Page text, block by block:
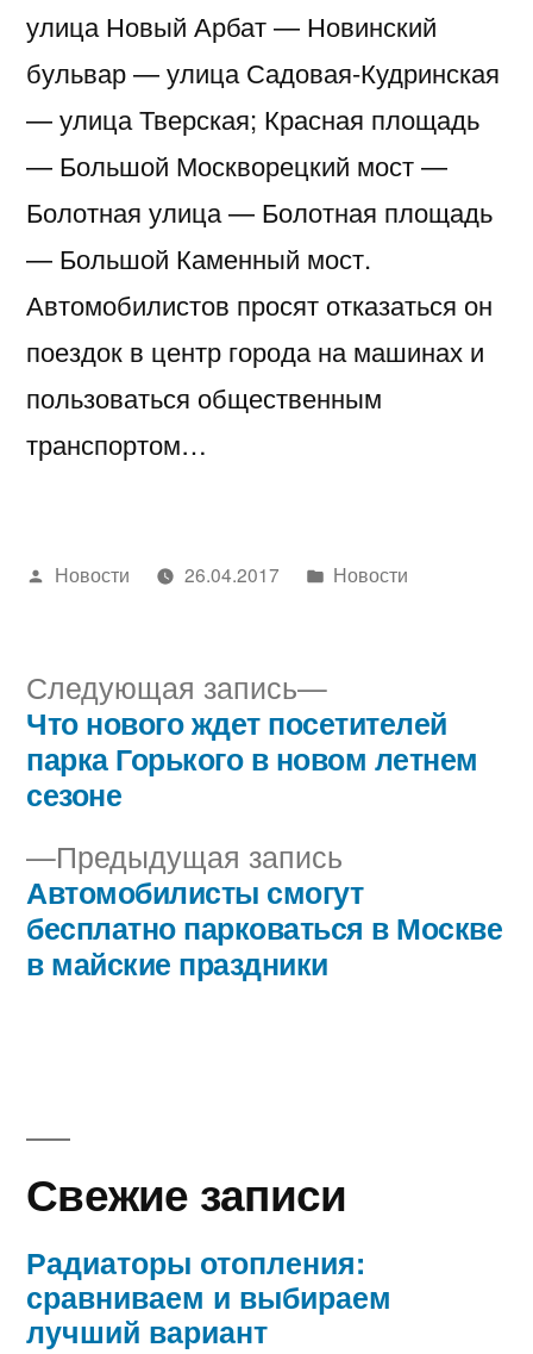
улица Новый Арбат — Новинский
бульвар — улица Садовая-Кудринская
— улица Тверская; Красная площадь
— Большой Москворецкий мост —
Болотная улица — Болотная площадь
— Большой Каменный мост.
Автомобилистов просят отказаться он
поездок в центр города на машинах и
пользоваться общественным
транспортом…
Написано
Новости 26.04.2017
Написано
Новости
Навигация
по
записям
Предыдущая запись
запись:
Автомобилисты смогут
бесплатно парковаться в Москве
в майские праздники
Следующая запись
Следующая
запись:
Что нового ждет посетителей
парка Горького в новом летнем
сезоне
Свежие записи
Радиаторы отопления:
сравниваем и выбираем
лучший вариант